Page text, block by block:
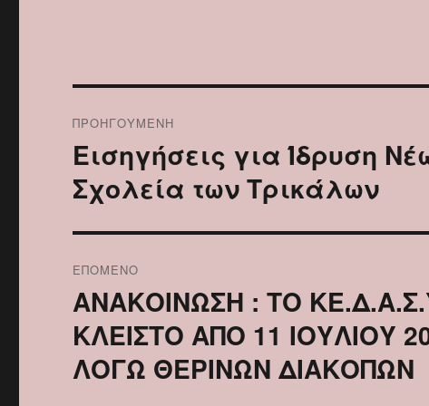
άρθρων
ΠΡΟΗΓΟΎΜΕΝΗ
Προηγούμενο
άρθρο:
Εισηγήσεις για Ίδρυση
Σχολεία των Τρικάλων
ΕΠΌΜΕΝΟ
Επόμενο
άρθρο:
ΑΝΑΚΟΙΝΩΣΗ : ΤΟ
ΚΛΕΙΣΤΟ ΑΠΟ 11 ΙΟΥΛΙΟΥ
ΛΟΓΩ ΘΕΡΙΝΩΝ ΔΙΑΚΟΠΩΝ